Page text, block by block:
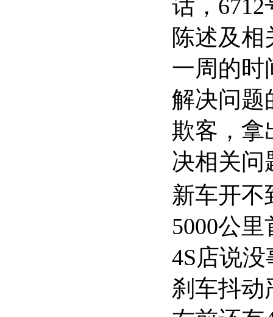
话，
陈述及
一周的时
解决问题
欺客，拿
决相关问
新车开不
5000公
4S店说
刹车抖动